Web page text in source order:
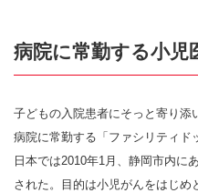
病院に常勤する小児
子どもの入院患者にそっと寄り添
病院に常勤する「ファシリティド
日本では2010年1月、静岡市内に
された。目的は小児がんをはじめ